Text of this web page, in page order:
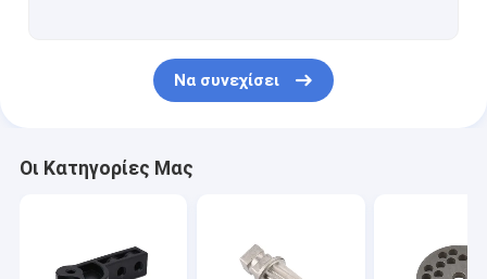
Να συνεχίσει
Οι Κατηγορίες Μας